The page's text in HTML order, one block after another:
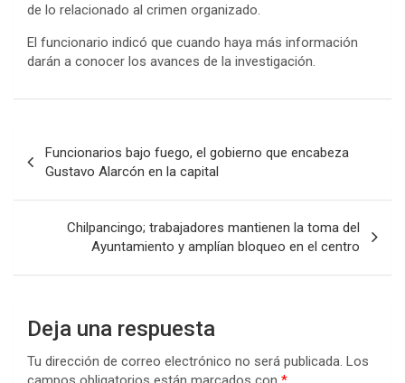
de lo relacionado al crimen organizado.
El funcionario indicó que cuando haya más información
darán a conocer los avances de la investigación.
de
entradas
Funcionarios bajo fuego, el gobierno que encabeza
Gustavo Alarcón en la capital
Chilpancingo; trabajadores mantienen la toma del
Ayuntamiento y amplían bloqueo en el centro
Deja una respuesta
Tu dirección de correo electrónico no será publicada. Los